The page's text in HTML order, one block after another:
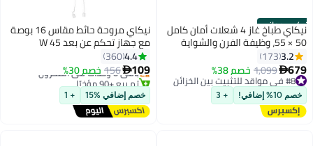
تركيب مجاني نيكاي طباخ غاز 4 شعلات أمان كامل
50 × 55، وظيفة الفرن والشواية
المفتوحة، نطاق طهي قائم بذاته،
سهل التنظيف، شعلات قوية، تسخين
مسبق سريع، الأفضل للمنزل
والمطبخ، صنع في تركيا
3.2
173
679
1,099خصم 38%
#8 في مواقد للتثبيت بين الخزائن
#8 في مواقد للتثبيت بين الخزائن
خصم 10% إضافي! + 3
نيكاي مروحة حائط مقاس 16 بوصة
مع جهاز تحكم عن بعد 45 W
NWF1636RT1 أبيض
4.4
360
109
156خصم 30%
#1 في مراوح حائط
توصيل مجاني
باقي 8 وحدات في المخزون
تم بيع +90 مؤخرًا
#1 في مراوح حائط
خصم إضافي %15 + 1